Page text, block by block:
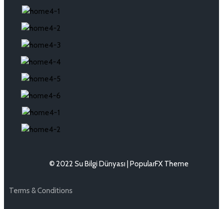
© 2022 Su Bilgi Dünyası | PopularFX Theme
Terms & Conditions